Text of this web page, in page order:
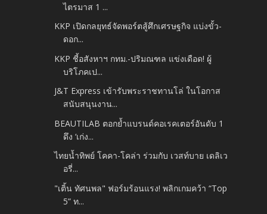
ไตรมาส 1 ...
KKP เปิดกลยุทธ์จัดพอร์ตสู้ศึกเศรษฐกิจ แบ่งขั้ว-
ดอก...
KKP ชี้อสังหาฯ กทม.-ปริมณฑล แข่งเดือด! ผู้
บริโภคเป...
J&T Express เข้ารับพระราชทานโล่ ในโอกาส
สนับสนุนงาน...
BEAUTILAB ตอกย้ำแบรนด์คอเรคเตอร์อันดับ 1
ดึง ‘เก่ง...
ไทยน้ำทิพย์ โคคา-โคล่า ร่วมกับ เวสท์บาย เดลิเว
อรี่...
"เติ้น ทัศนพล" ฟอร์มร้อนแรง! พลิกเกมคว้า “Top
5” ท...